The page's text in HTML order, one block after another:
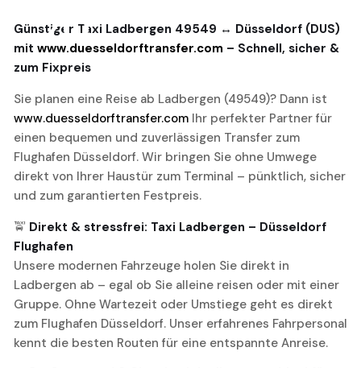
20
November, 2025
Günstiger Taxi Ladbergen 49549 ↔ Düsseldorf (DUS)
mit www.duesseldorftransfer.com – Schnell, sicher &
zum Fixpreis
Sie planen eine Reise ab Ladbergen (49549)? Dann ist
www.duesseldorftransfer.com Ihr perfekter Partner für
einen bequemen und zuverlässigen Transfer zum
Flughafen Düsseldorf. Wir bringen Sie ohne Umwege
direkt von Ihrer Haustür zum Terminal – pünktlich, sicher
und zum garantierten Festpreis.
🚖 Direkt & stressfrei: Taxi Ladbergen – Düsseldorf
Flughafen
Unsere modernen Fahrzeuge holen Sie direkt in
Ladbergen ab – egal ob Sie alleine reisen oder mit einer
Gruppe. Ohne Wartezeit oder Umstiege geht es direkt
zum Flughafen Düsseldorf. Unser erfahrenes Fahrpersonal
kennt die besten Routen für eine entspannte Anreise.